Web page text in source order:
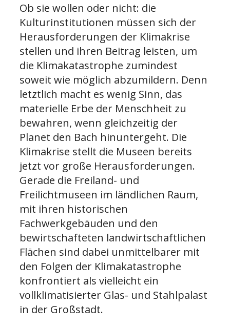
Ob sie wollen oder nicht: die
Kulturinstitutionen müssen sich der
Herausforderungen der Klimakrise
stellen und ihren Beitrag leisten, um
die Klimakatastrophe zumindest
soweit wie möglich abzumildern. Denn
letztlich macht es wenig Sinn, das
materielle Erbe der Menschheit zu
bewahren, wenn gleichzeitig der
Planet den Bach hinuntergeht. Die
Klimakrise stellt die Museen bereits
jetzt vor große Herausforderungen.
Gerade die Freiland- und
Freilichtmuseen im ländlichen Raum,
mit ihren historischen
Fachwerkgebäuden und den
bewirtschafteten landwirtschaftlichen
Flächen sind dabei unmittelbarer mit
den Folgen der Klimakatastrophe
konfrontiert als vielleicht ein
vollklimatisierter Glas- und Stahlpalast
in der Großstadt.